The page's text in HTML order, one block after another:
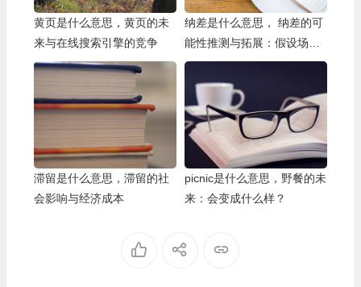
黄页是什么意思，黄页的未
来与在线搜索引擎的竞争
纳差是什么意思， 纳差的可
能性推测与拓展：假设场景
与含义解读
滞留是什么意思，滞留的社
会影响与经济成本
picnic是什么意思，野餐的未
来：会变成什么样？